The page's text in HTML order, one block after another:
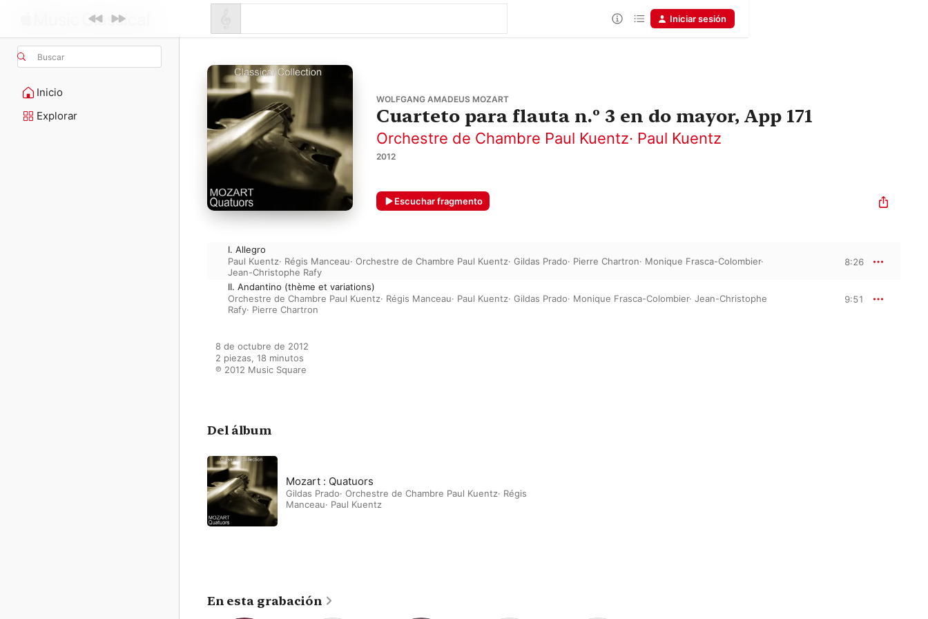
Buscar
Inicio
Explorar
Iniciar sesión
WOLFGANG AMADEUS MOZART
Cuarteto para flauta n.º 3 en do mayor, App 171
Orchestre de Chambre Paul Kuentz· Paul Kuentz
2012
Escuchar fragmento
I. Allegro
Paul Kuentz· Régis Manceau· Orchestre de Chambre Paul Kuentz· Gildas Prado· Pierre Chartron· Monique Frasca-Colombier·
Jean-Christophe Rafy
8:26
II. Andantino (thème et variations)
Orchestre de Chambre Paul Kuentz· Régis Manceau· Paul Kuentz· Gildas Prado· Monique Frasca-Colombier· Jean-Christophe
Rafy· Pierre Chartron
9:51
8 de octubre de 2012
2 piezas, 18 minutos
℗ 2012 Music Square
Del álbum
Mozart : Quatuors
Gildas Prado· Orchestre de Chambre Paul Kuentz· Régis
Manceau· Paul Kuentz
En esta grabación